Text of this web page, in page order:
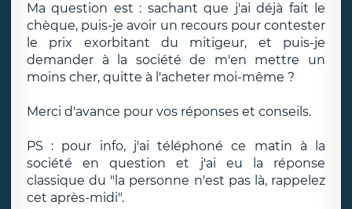
Ma question est : sachant que j'ai déjà fait le
chèque, puis-je avoir un recours pour contester
le prix exorbitant du mitigeur, et puis-je
demander à la société de m'en mettre un
moins cher, quitte à l'acheter moi-même ?
Merci d'avance pour vos réponses et conseils.
PS : pour info, j'ai téléphoné ce matin à la
société en question et j'ai eu la réponse
classique du "la personne n'est pas là, rappelez
cet après-midi".